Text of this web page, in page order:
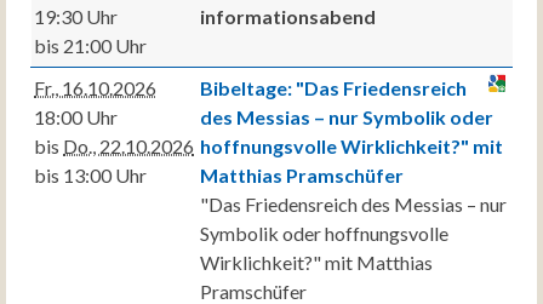
19:30 Uhr
bis 21:00 Uhr
informationsabend
Fr., 16.10.2026
18:00 Uhr
bis Do., 22.10.2026
bis 13:00 Uhr
Bibeltage: "Das Friedensreich
des Messias – nur Symbolik oder
hoffnungsvolle Wirklichkeit?" mit
Matthias Pramschüfer
"Das Friedensreich des Messias – nur
Symbolik oder hoffnungsvolle
Wirklichkeit?" mit Matthias
Pramschüfer